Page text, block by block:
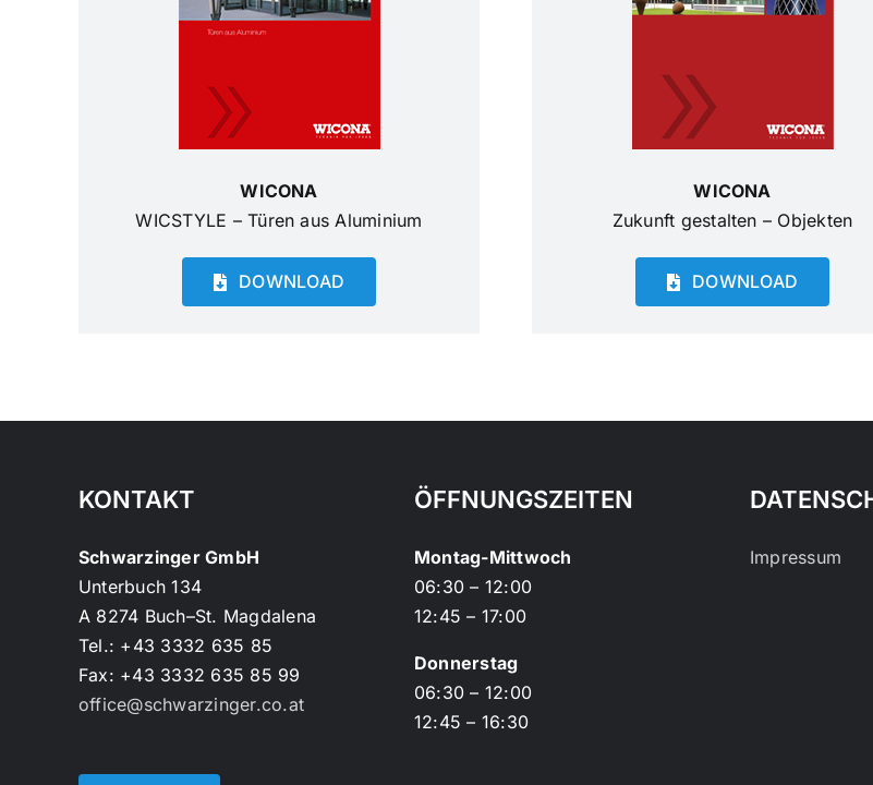
WICONA
WICSTYLE – Türen aus Aluminium
DOWNLOAD
WICONA
Zukunft gestalten – Objekten
DOWNLOAD
KONTAKT
Schwarzinger GmbH
Unterbuch 134
A 8274 Buch–St. Magdalena
Tel.: +43 3332 635 85
Fax: +43 3332 635 85 99
office@schwarzinger.co.at
ÖFFNUNGSZEITEN
Montag-Mittwoch
06:30 – 12:00
12:45 – 17:00
Donnerstag
06:30 – 12:00
12:45 – 16:30
Impressum